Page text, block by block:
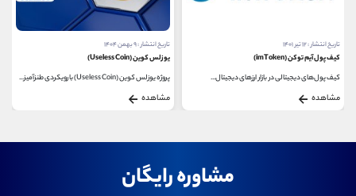
تاریخ انتشار : ۱۲ تیر ۱۴۰۱
کیف پول آیم توکن (imToken)
کیف پول‌های دیجیتالی در بازار ارزهای دیجیتال...
مشاهده
تاریخ انتشار : ۹ بهمن ۱۴۰۴
یوزلس کوین (Useless Coin)
پروژه یوزلس کوین (Useless Coin) با رویکردی طنزآمیز...
مشاهده
مشاوره رایگان